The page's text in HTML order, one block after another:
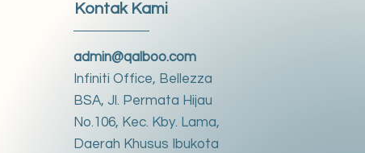
Kontak Kami
admin@qalboo.com
Infiniti Office, Bellezza
BSA, Jl. Permata Hijau
No.106, Kec. Kby. Lama,
Daerah Khusus Ibukota